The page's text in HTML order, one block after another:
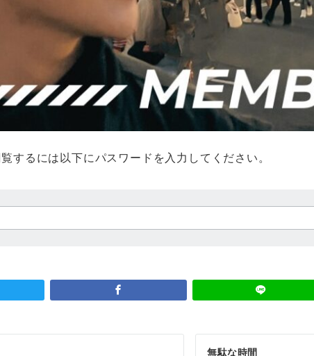
するには以下にパスワードを入力してください。
無駄な時間